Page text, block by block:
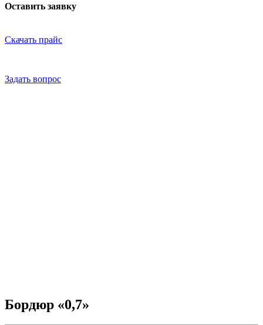
Оставить заявку
Скачать прайс
Задать вопрос
Бордюр «0,7»